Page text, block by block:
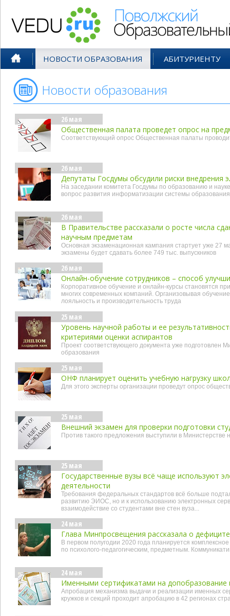
НОВОСТИ ОБРАЗОВАНИЯ АБИТУРИЕНТУ
Новости образования
26 мая
Общественная палата проведет опрос на
Соответствующий опрос Общественная палаты
26 мая
Депутаты Госдумы обсудили риски внедрения
На заседании комитета Госдумы по образованию и
вопрос развития информатизации системы образования
26 мая
В Правительстве рассказали о росте числа
научным предметам
Основная экзаменационная кампания стартует уже 27
экзамены будет сдавать более 749 тыс. выпускников
26 мая
Онлайн-обучение сотрудников – способ
Корпоративное обучение и онлайн-курсы становятся
многих современных компаний. Организовывая
лояльность и производительность труда
25 мая
Уровень научной работы и ее
критериями оценки аспирантов
Проект соответствующего документа уже подготовлен
образования
25 мая
ОНФ планирует оценить учебную нагрузку
Для этого эксперты организации проведут опрос
25 мая
Внешний экзамен для проверки подготовки
Против такого предложения выступили в Министерстве
25 мая
Государственные вузы всё чаще используют
деятельности
Требования федеральных стандартов всё больше
развитию ЭИОС, но и к использованию электронных
взаимодействие со студентами вне стен вуза...
24 мая
Глава Минпросвещения рассказала о
В первом полугодии 2020 года планируется
по психолого-педагогическим, предметным.
24 мая
Именными сертификатами на допобразование
Апробация механизма выдачи и реализации именных
кружков и секций проходит апробацию в 42 регионах